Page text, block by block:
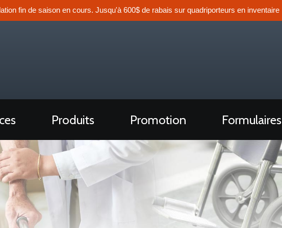
fin de saison en cours. Jusqu'à 600$ de rabais sur quadriporteurs en inventaire
Produits Promotion Formulaires